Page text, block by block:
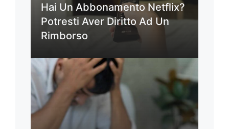
Hai Un Abbonamento Netflix?
Potresti Aver Diritto Ad Un
Rimborso